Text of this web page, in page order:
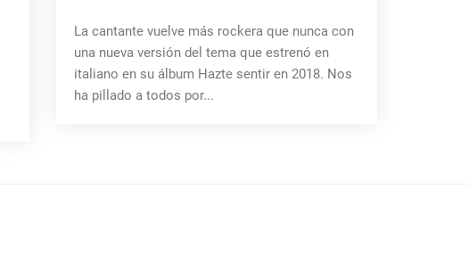
La cantante vuelve más rockera que nunca con
una nueva versión del tema que estrenó en
italiano en su álbum Hazte sentir en 2018. Nos
ha pillado a todos por...